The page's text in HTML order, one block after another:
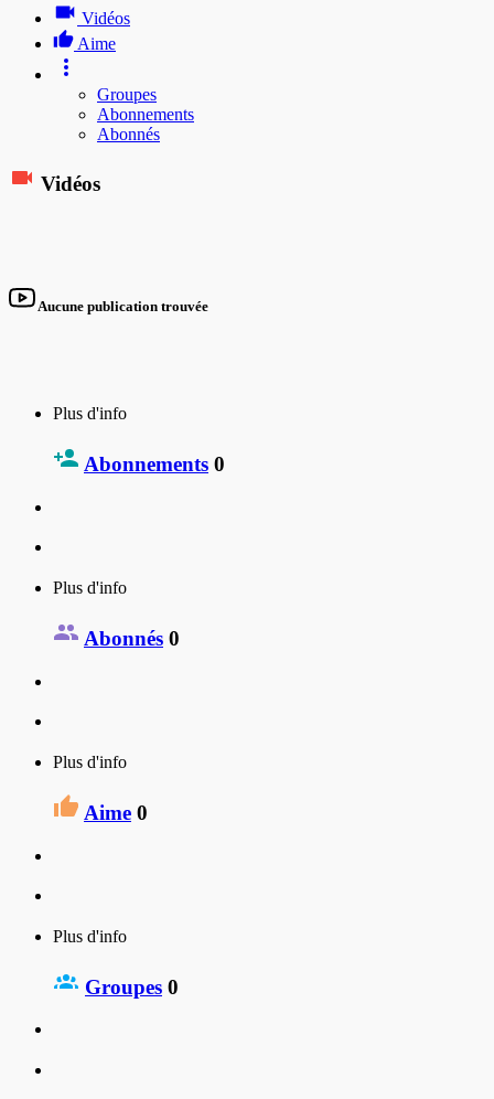
Vidéos
Aime
Groupes
Abonnements
Abonnés
Vidéos
Aucune publication trouvée
Plus d'info
Abonnements 0
Plus d'info
Abonnés 0
Plus d'info
Aime 0
Plus d'info
Groupes 0